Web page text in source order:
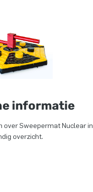
informatie
over Sweepermat Nuclear in
overzicht.